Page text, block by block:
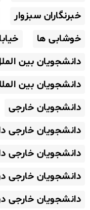
خبرنگاران سبزوار
خوشابی ها
دانشجویان بین
دانشجویان بین
دانشجویان خارجی
دانشجویان خارجی
دانشجویان خارجی
دانشجویان خارجی
دانشجویان خارجی